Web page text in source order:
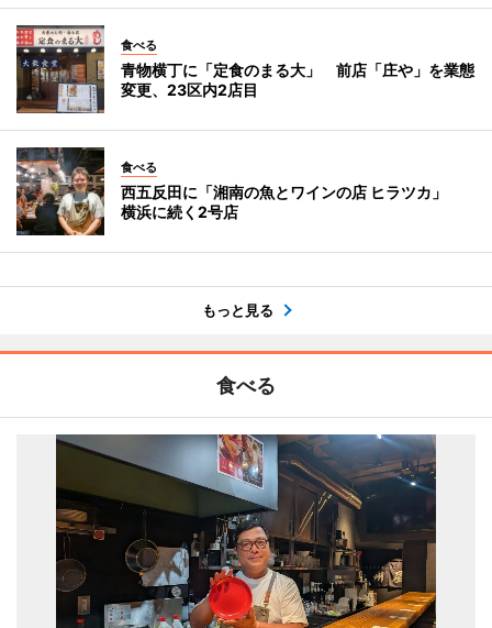
食べる
青物横丁に「定食のまる大」 前店「庄や」を業態
変更、23区内2店目
食べる
西五反田に「湘南の魚とワインの店 ヒラツカ」
横浜に続く2号店
もっと見る
食べる